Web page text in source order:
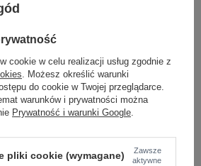
size 5906694098734
wszystkie kolory (+6)
cookie w celu realizacji usług zgodnie z
. Możesz określić warunki
do cookie w Twojej przeglądarce.
warunków i prywatności można
Prywatność i warunki Google.
pliki cookie (wymagane)
Zawsze
aktywne